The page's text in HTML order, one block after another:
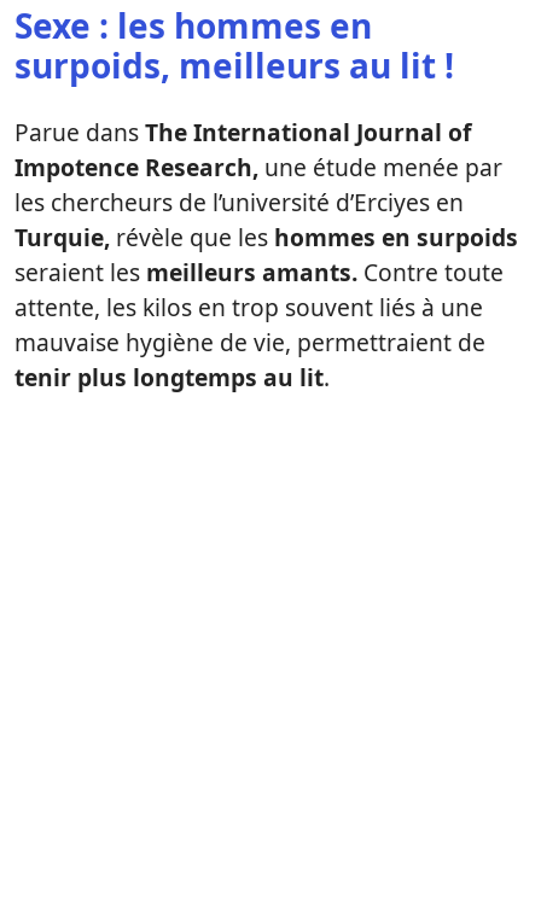
Sexe : les hommes en
surpoids, meilleurs au lit !
Parue dansThe International Journal of
Impotence Research, une étude menée par
les chercheurs de l’université d’Erciyes en
Turquie, révèle que les hommes en surpoids
seraient les meilleurs amants. Contre toute
attente, les kilos en trop souvent liés à une
mauvaise hygiène de vie, permettraient de
tenir plus longtemps au lit.